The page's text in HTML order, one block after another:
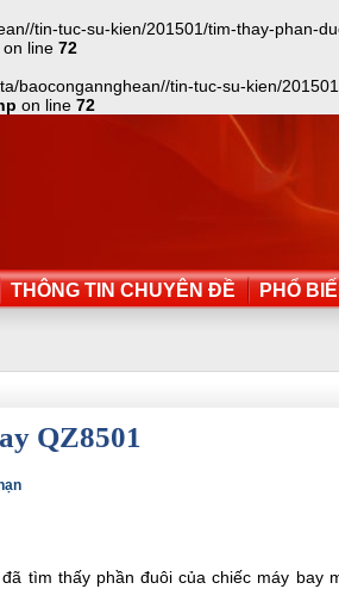
tin-tuc-su-kien/201501/tim-thay-phan-
on line 72
baocongannghean//tin-tuc-su-kien/
on line 72
THÔNG TIN CHUYÊN ĐỀ PHỔ
QZ8501
tìm thấy phần đuôi của chiếc máy bay